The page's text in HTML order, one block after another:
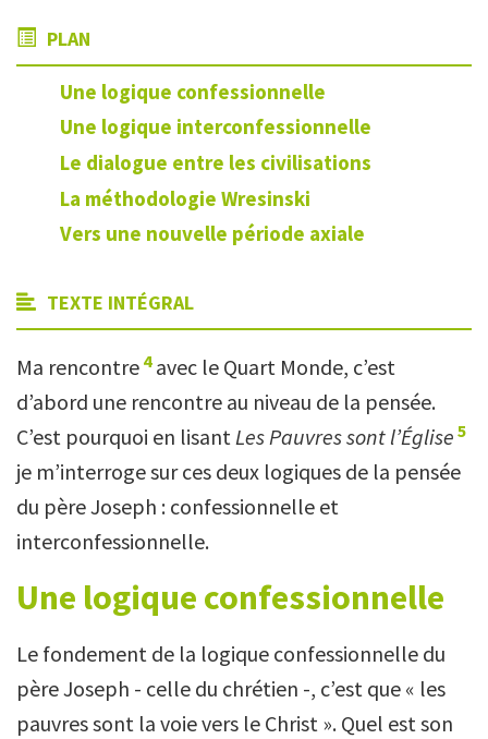
PLAN
Une logique confessionnelle
Une logique interconfessionnelle
Le dialogue entre les civilisations
La méthodologie Wresinski
Vers une nouvelle période axiale
TEXTE INTÉGRAL
Ma rencontre 4avec le Quart Monde, c’est
d’abord une rencontre au niveau de la pensée.
C’est pourquoi en lisantLes Pauvres sont l’Église 5
je m’interroge sur ces deux logiques de la pensée
du père Joseph : confessionnelle et
interconfessionnelle.
Une logique confessionnelle
Le fondement de la logique confessionnelle du
père Joseph - celle du chrétien -, c’est que « les
pauvres sont la voie vers le Christ ». Quel est son